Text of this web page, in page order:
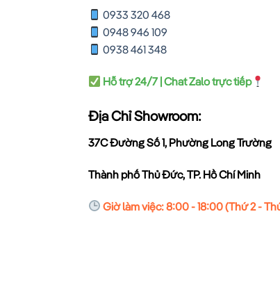
0933 320 468
0948 946 109
0938 461 348
Hỗ trợ 24/7 | Chat Zalo trực tiếp
Địa Chỉ Showroom:
37C Đường Số 1, Phường Long Trường
Thành phố Thủ Đức, TP. Hồ Chí Minh
Giờ làm việc: 8:00 - 18:00 (Thứ 2 -